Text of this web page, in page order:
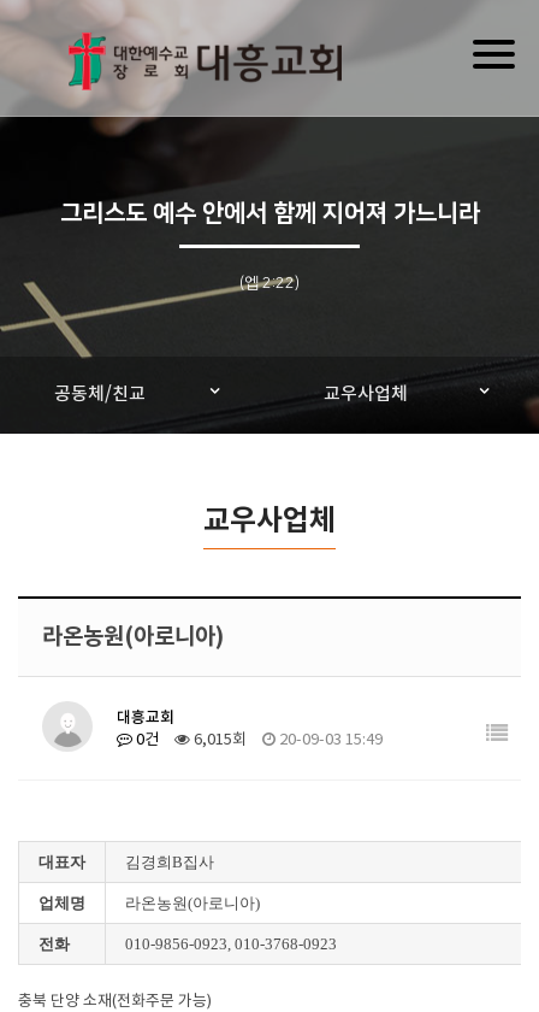
그리스도 예수 안에서 함께 지어져 가느니라
(엡 2:22)
공동체/친교 교우사업체
교우사업체
라온농원(아로니아)
대흥교회
0건 6,015회 20-09-03 15:49
대표자 김경희B집사
업체명 라온농원(아로니아)
전화 010-9856-0923, 010-3768-0923
충북 단양 소재(전화주문 가능)